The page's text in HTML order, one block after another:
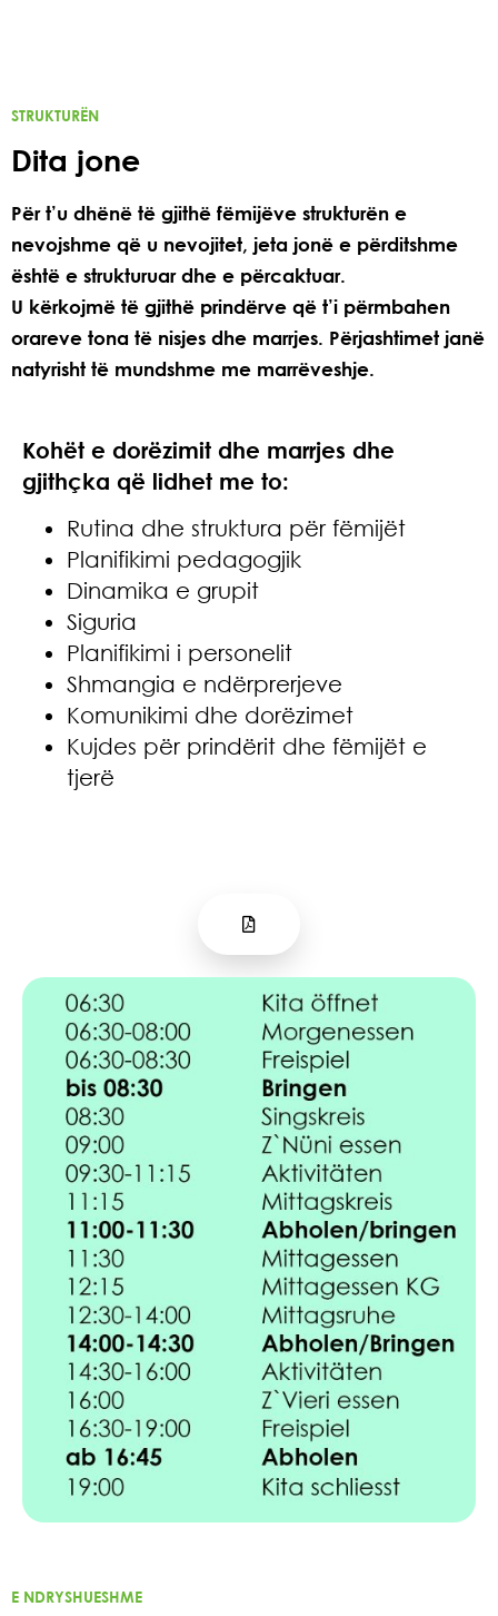
STRUKTURËN
Dita jone
Për t’u dhënë të gjithë fëmijëve strukturën e
nevojshme që u nevojitet, jeta jonë e përditshme
është e strukturuar dhe e përcaktuar.
U kërkojmë të gjithë prindërve që t’i përmbahen
orareve tona të nisjes dhe marrjes. Përjashtimet janë
natyrisht të mundshme me marrëveshje.
Kohët e dorëzimit dhe marrjes dhe
gjithçka që lidhet me to:
Rutina dhe struktura për fëmijët
Planifikimi pedagogjik
Dinamika e grupit
Siguria
Planifikimi i personelit
Shmangia e ndërprerjeve
Komunikimi dhe dorëzimet
Kujdes për prindërit dhe fëmijët e
tjerë
E NDRYSHUESHME